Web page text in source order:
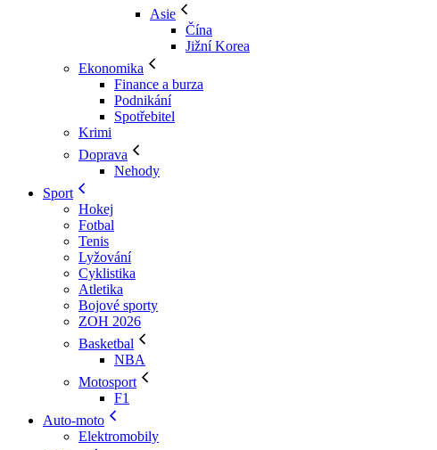
Asie
Čína
Jižní Korea
Ekonomika
Finance a burza
Podnikání
Spotřebitel
Krimi
Doprava
Nehody
Sport
Hokej
Fotbal
Tenis
Lyžování
Cyklistika
Atletika
Bojové sporty
ZOH 2026
Basketbal
NBA
Motosport
F1
Auto-moto
Elektromobily